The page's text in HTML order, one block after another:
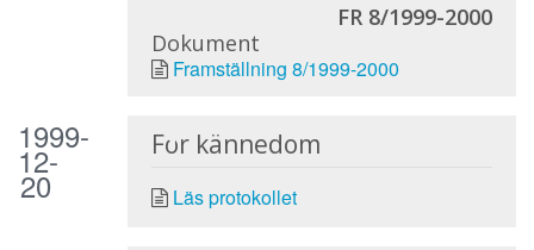
FR 8/1999-2000
Dokument
Framställning 8/1999-2000
1999-
12-
20
För kännedom
Läs protokollet